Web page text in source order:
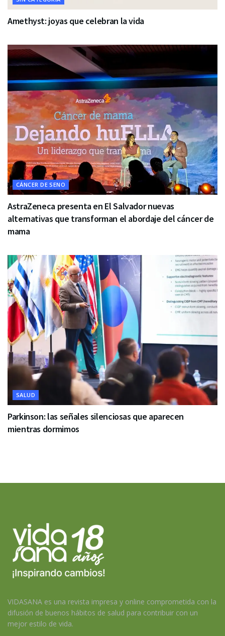
Amethyst: joyas que celebran la vida
CÁNCER DE SENO
AstraZeneca presenta en El Salvador nuevas
alternativas que transforman el abordaje del cáncer de
mama
SALUD
Parkinson: las señales silenciosas que aparecen
mientras dormimos
VIDASANA es una revista impresa y online comprometida con la
difusión de buenos hábitos de salud para contribuir con un
mejor estilo de vida.